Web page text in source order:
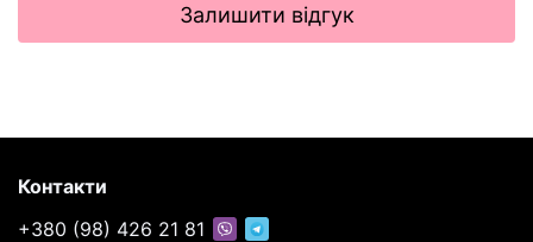
Залишити відгук
Контакти
+380 (98) 426 21 81